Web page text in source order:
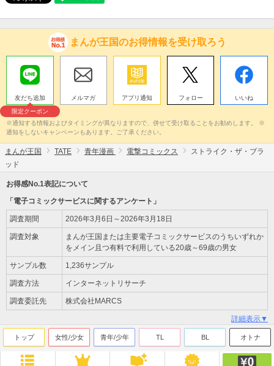
まんが王国のお得情報を受け取ろう
友だち追加
限定クーポン
メルマガ アプリ通知 フォロー いいね
※通知する情報およびタイミングが異なりますので、併せて受け取ることをお勧めします。 ※
通知をしないキャンペーンもあります。ご了承ください。
まんが王国 TATE 青年漫画 電撃コミックス
ストライク・ザ・ブラ
ッド
お得感No.1表記について
「電子コミックサービスに関するアンケート」
調査期間 2026年3月6日～2026年3月18日
調査対象
まんが王国または主要電子コミックサービスのうちいずれか
をメイン且つ有料で利用している20歳～69歳の男女
サンプル数 1,236サンプル
調査方法 インターネットリサーチ
調査委託先 株式会社MARCS
詳細表示▼
トップ 女性/少女 青年/少年 TL BL オトナ